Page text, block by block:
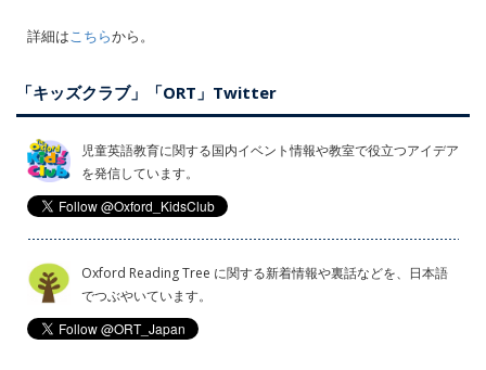
詳細はこちらから。
「キッズクラブ」「ORT」Twitter
児童英語教育に関する国内イベント情報や教室で役立つアイデア
を発信しています。
Oxford Reading Tree に関する新着情報や裏話などを、日本語
でつぶやいています。